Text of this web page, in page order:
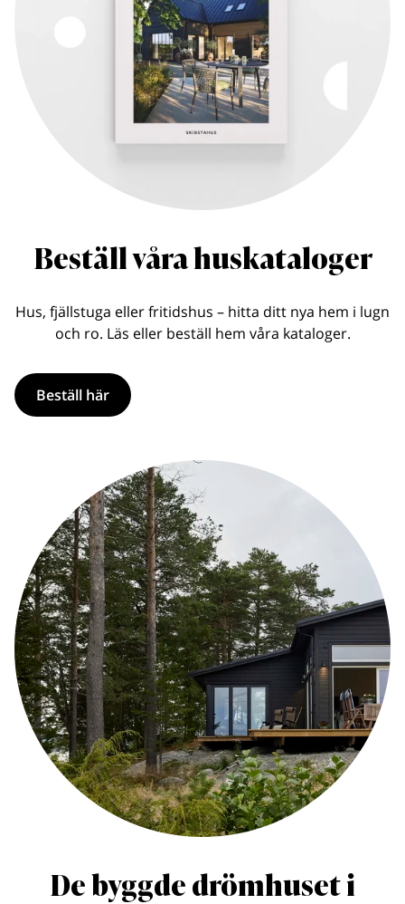
Beställ våra huskataloger
Hus, fjällstuga eller fritidshus – hitta ditt nya hem i lugn
och ro. Läs eller beställ hem våra kataloger.
Beställ här
De byggde drömhuset i